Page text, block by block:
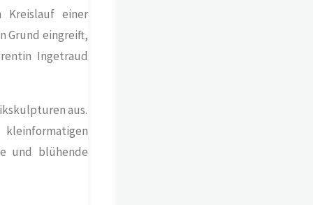
Kreislauf einer
Grund eingreift,
Ingetraud
aus.
und blühende